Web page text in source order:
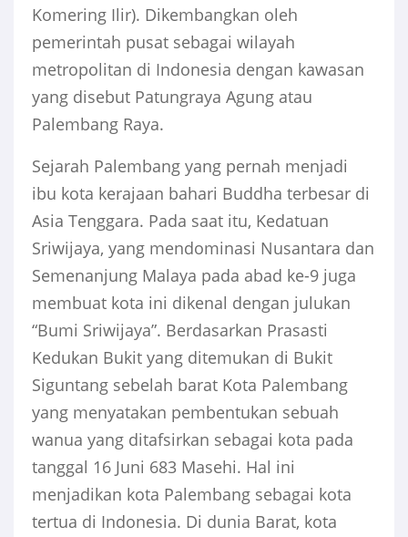
Komering Ilir). Dikembangkan oleh
pemerintah pusat sebagai wilayah
metropolitan di Indonesia dengan kawasan
yang disebut Patungraya Agung atau
Palembang Raya.
Sejarah Palembang yang pernah menjadi
ibu kota kerajaan bahari Buddha terbesar di
Asia Tenggara. Pada saat itu, Kedatuan
Sriwijaya, yang mendominasi Nusantara dan
Semenanjung Malaya pada abad ke-9 juga
membuat kota ini dikenal dengan julukan
“Bumi Sriwijaya”. Berdasarkan Prasasti
Kedukan Bukit yang ditemukan di Bukit
Siguntang sebelah barat Kota Palembang
yang menyatakan pembentukan sebuah
wanua yang ditafsirkan sebagai kota pada
tanggal 16 Juni 683 Masehi. Hal ini
menjadikan kota Palembang sebagai kota
tertua di Indonesia. Di dunia Barat, kota